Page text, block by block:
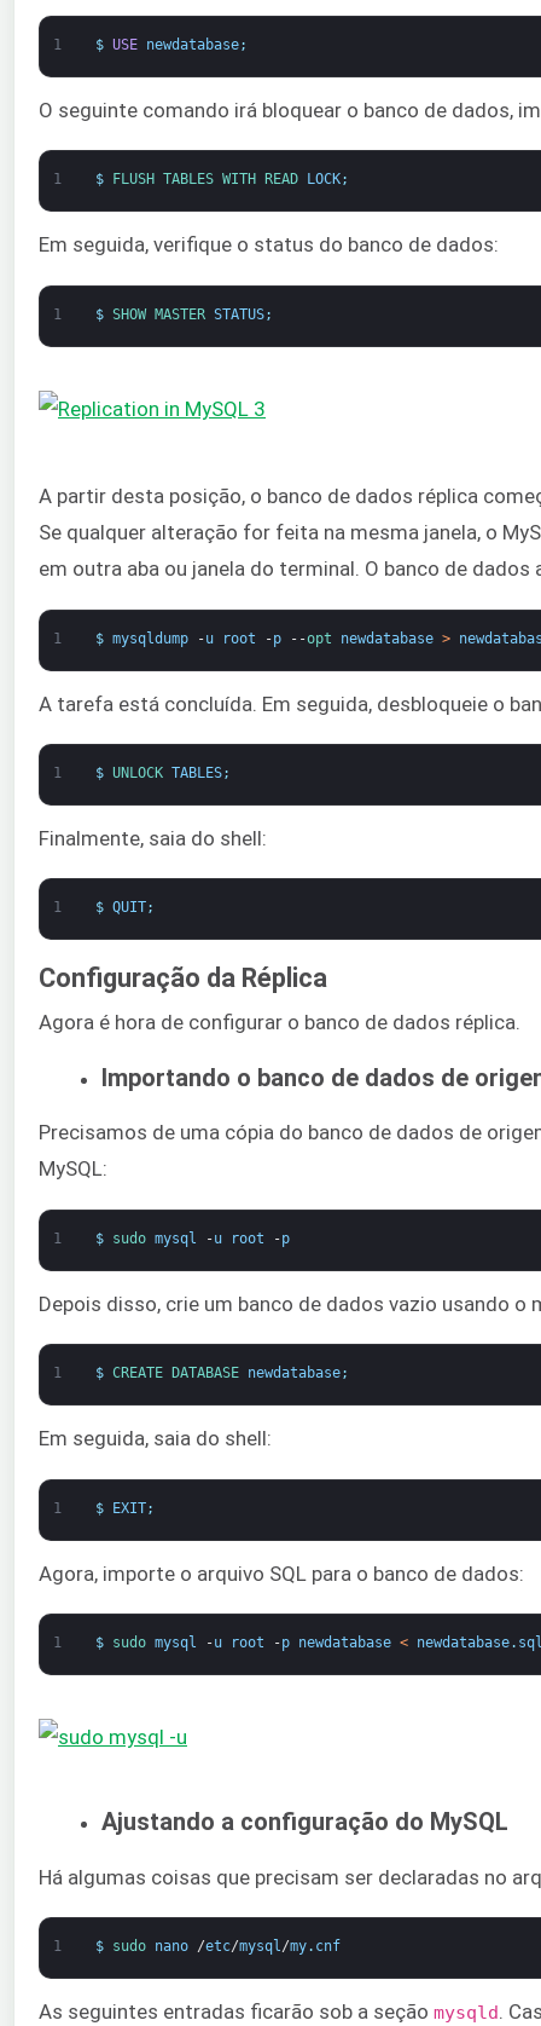
1 $ USE newdatabase;
O seguinte comando irá bloquear o banco de dados,
1 $ FLUSH TABLES WITH READ LOCK;
Em seguida, verifique o status do banco de dados:
1 $ SHOW MASTER STATUS;
A partir desta posição, o banco de dados réplica
Se qualquer alteração for feita na mesma janela, o
em outra aba ou janela do terminal. O banco de
1 $ mysqldump -u root -p --opt newdatabase >
A tarefa está concluída. Em seguida, desbloqueie o
1 $ UNLOCK TABLES;
Finalmente, saia do shell:
1 $ QUIT;
Configuração da Réplica
Agora é hora de configurar o banco de dados réplica.
Importando o banco de dados de
Precisamos de uma cópia do banco de dados de
MySQL:
1 $ sudo mysql -u root -p
Depois disso, crie um banco de dados vazio usando o
1 $ CREATE DATABASE newdatabase;
Em seguida, saia do shell:
1 $ EXIT;
Agora, importe o arquivo SQL para o banco de dados:
1 $ sudo mysql -u root -p newdatabase < newdatabase.
Ajustando a configuração do MySQL
Há algumas coisas que precisam ser declaradas no
1 $ sudo nano /etc/mysql/my. cnf
As seguintes entradas ficarão sob a seção mysqld.